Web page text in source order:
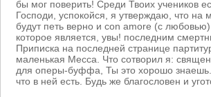
бы мог поверить! Среди Твоих учеников
Господи, успокойся, я утверждаю, что на
будут петь верно и con amore (с
которое является, увы! последним
Приписка на последней странице
маленькая Месса. Что сотворил я:
для оперы-буффа, Ты это хорошо знаешь.
что в ней есть. Будь же благословен и